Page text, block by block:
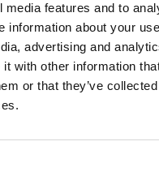
media features and to
information about your
advertising and
with other information
or that they’ve